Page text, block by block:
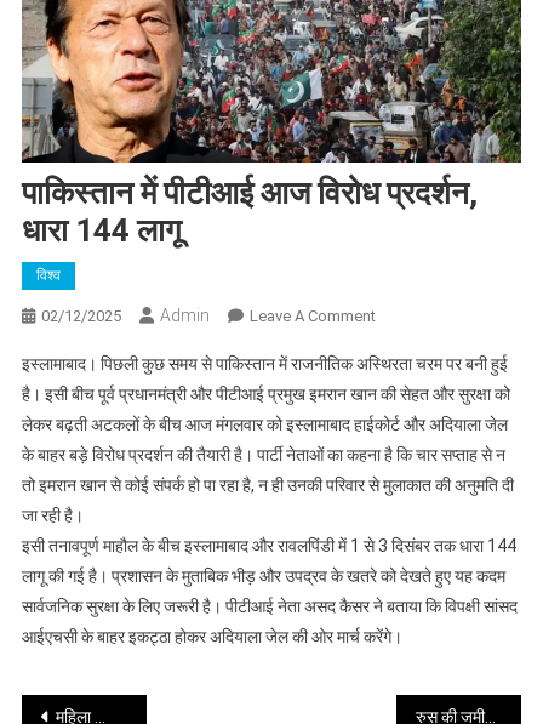
पाकिस्तान में पीटीआई आज विरोध प्रदर्शन,
धारा 144 लागू
विश्व
02/12/2025 Admin Leave A CommentOn
में
पीटीआई
आज
विरोध
प्रदर्शन,
144
लागू
इस्लामाबाद। पिछली कुछ समय से पाकिस्तान में राजनीतिक अस्थिरता चरम पर बनी हुई
है। इसी बीच पूर्व प्रधानमंत्री और पीटीआई प्रमुख इमरान खान की सेहत और सुरक्षा को
लेकर बढ़ती अटकलों के बीच आज मंगलवार को इस्लामाबाद हाईकोर्ट और अदियाला जेल
के बाहर बड़े विरोध प्रदर्शन की तैयारी है। पार्टी नेताओं का कहना है कि चार सप्ताह से न
तो इमरान खान से कोई संपर्क हो पा रहा है, न ही उनकी परिवार से मुलाकात की अनुमति दी
जा रही है।
इसी तनावपूर्ण माहौल के बीच इस्लामाबाद और रावलपिंडी में 1 से 3 दिसंबर तक धारा 144
लागू की गई है। प्रशासन के मुताबिक भीड़ और उपद्रव के खतरे को देखते हुए यह कदम
सार्वजनिक सुरक्षा के लिए जरूरी है। पीटीआई नेता असद कैसर ने बताया कि विपक्षी सांसद
आईएचसी के बाहर इकट्ठा होकर अदियाला जेल की ओर मार्च करेंगे।
महिला क्रिकेटरों स्नेह राणा, प्रतीका रावल ओर रेणुका सिंह का हुआ प्रमोशन रुस की जमीन में मिली चांदी की खदानें, बदल जाएगी माइनिंग इंडस्ट्री की तस्वीर